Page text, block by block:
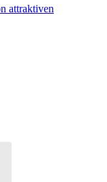
attraktiven